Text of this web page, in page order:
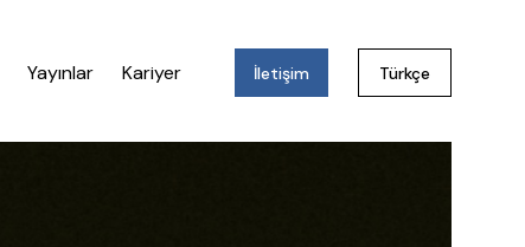
Yayınlar Kariyer İletişim Türkçe